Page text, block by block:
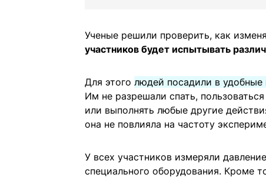
Ученые решили проверить, как
участников будет испытывать
Для этого людей посадили в
Им не разрешали спать,
или выполнять любые другие
она не повлияла на частоту
У всех участников измеряли
специального оборудования. Кроме